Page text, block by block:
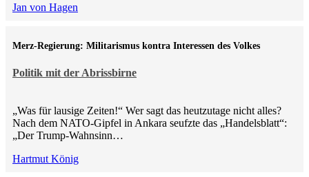
Jan von Hagen
Politik mit der Abrissbirne
Merz-Regierung: Militarismus kontra Inte­ressen des Volkes
„Was für lausige Zeiten!“ Wer sagt das heutzutage nicht alles?
Nach dem NATO-Gipfel in Ankara seufzte das „Handelsblatt“:
„Der Trump-Wahnsinn…
Hartmut König